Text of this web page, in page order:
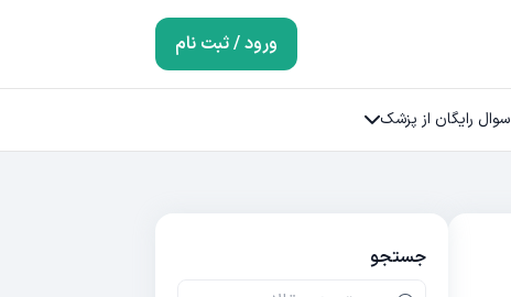
ورود / ثبت نام
سوال رایگان از پزشک
جستجو